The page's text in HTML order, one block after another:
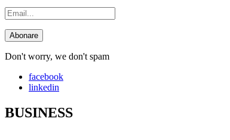
Don't worry, we don't spam
facebook
linkedin
BUSINESS